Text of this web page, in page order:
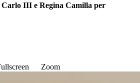
III e Regina Camilla per
Zoom